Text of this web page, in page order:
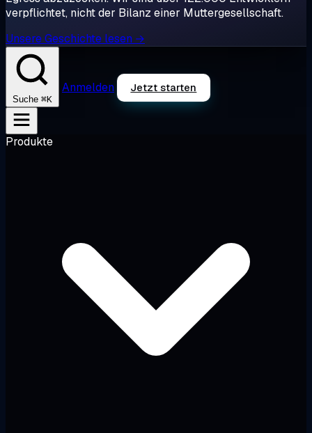
verpflichtet, nicht der Bilanz einer Muttergesellschaft.
Unsere Geschichte lesen →
Suche ⌘K
Anmelden Jetzt starten
Produkte